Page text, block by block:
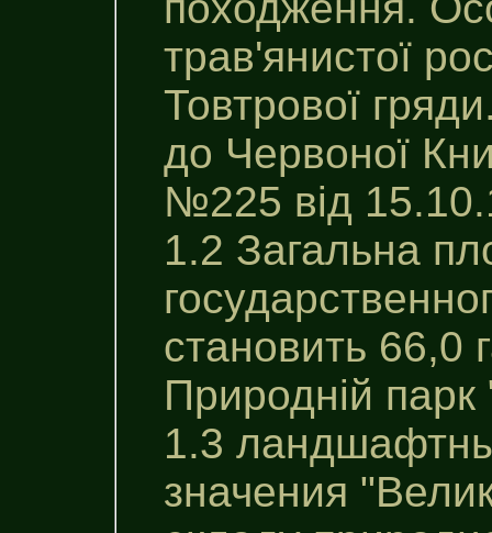
трав'янистої
Товтрової
до Червоної
№225 від
1.2 Загальна
становить 66,0
Природній парк
1.3
значения